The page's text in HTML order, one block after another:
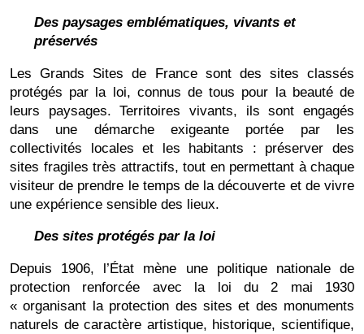
Des paysages emblématiques, vivants et
préservés
Les Grands Sites de France sont des sites classés
protégés par la loi, connus de tous pour la beauté de
leurs paysages. Territoires vivants, ils sont engagés
dans une démarche exigeante portée par les
collectivités locales et les habitants : préserver des
sites fragiles très attractifs, tout en permettant à chaque
visiteur de prendre le temps de la découverte et de vivre
une expérience sensible des lieux.
Des sites protégés par la loi
Depuis 1906, l’État mène une politique nationale de
protection renforcée avec la loi du 2 mai 1930
« organisant la protection des sites et des monuments
naturels de caractère artistique, historique, scientifique,